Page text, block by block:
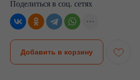
Поделиться в соц. сетях
Добавить в корзину